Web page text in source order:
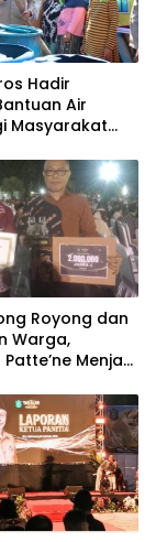
Hadir
Air
Masyarakat
Royong dan
Warga,
Menjadi